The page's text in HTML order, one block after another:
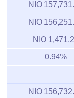
157,731.05
156,251.89
1,471.27
0.94%
156,732.35